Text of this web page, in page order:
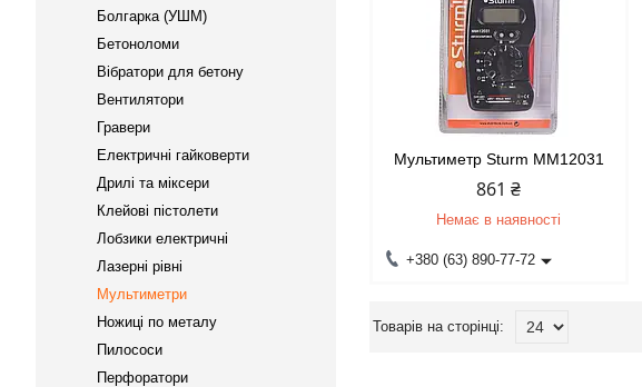
Мультиметр Sturm MM12031
861 ₴
Немає в наявності
+380 (63) 890-77-72
Болгарка (УШМ)
Бетоноломи
Вібратори для бетону
Вентилятори
Гравери
Електричні гайковерти
Дрилі та міксери
Клейові пістолети
Лобзики електричні
Лазерні рівні
Мультиметри
Ножиці по металу
Пилососи
Перфоратори